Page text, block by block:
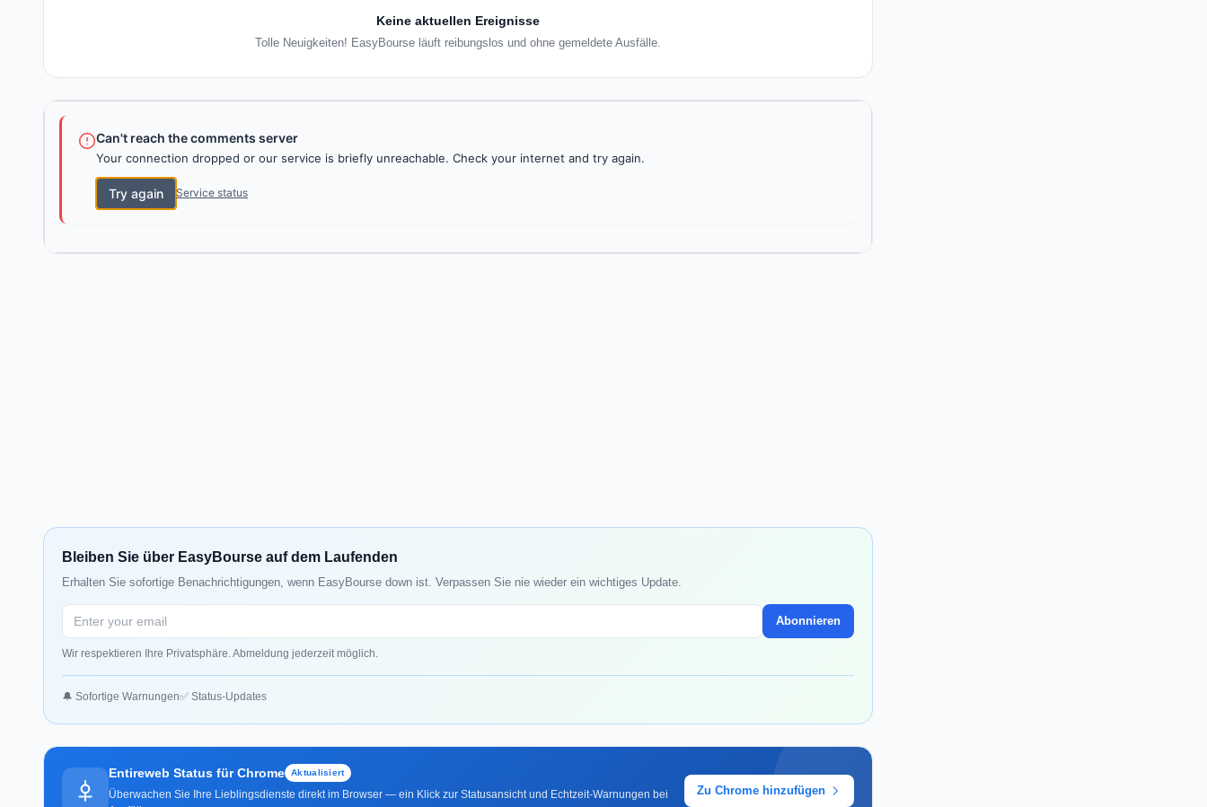
Keine aktuellen Ereignisse
Tolle Neuigkeiten! EasyBourse läuft reibungslos und ohne gemeldete Ausfälle.
Can't reach the comments server
Your connection dropped or our service is briefly unreachable. Check your internet and try again.
Try again Service status
Bleiben Sie über EasyBourse auf dem Laufenden
Erhalten Sie sofortige Benachrichtigungen, wenn EasyBourse down ist. Verpassen Sie nie wieder ein wichtiges Update.
Abonnieren
Wir respektieren Ihre Privatsphäre. Abmeldung jederzeit möglich.
🔔 Sofortige Warnungen✅ Status-Updates
Entireweb Status für Chrome Aktualisiert
Überwachen Sie Ihre Lieblingsdienste direkt im Browser — ein Klick zur Statusansicht und Echtzeit-Warnungen bei
Zu Chrome hinzufügen